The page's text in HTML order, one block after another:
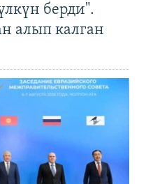
берди".
алып калган